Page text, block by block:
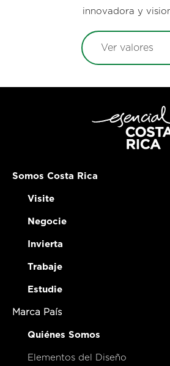
innovadora y
Ver valores
Somos Costa Rica
Visite
Negocie
Invierta
Trabaje
Estudie
Marca País
Quiénes Somos
Elementos del Diseño